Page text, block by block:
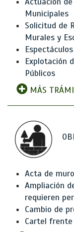
Municipales
Solicitud de
Murales y
Explotación
Públicos
MÁS
Acta de
Ampliación
requieren
Cambio de
Cartel frente